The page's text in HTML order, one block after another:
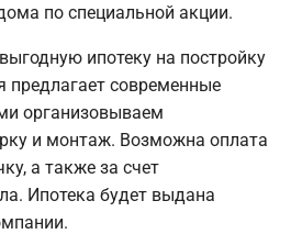
по специальной акции.
ипотеку на постройку
современные
организовываем
и монтаж. Возможна оплата
а также за счет
Ипотека будет выдана